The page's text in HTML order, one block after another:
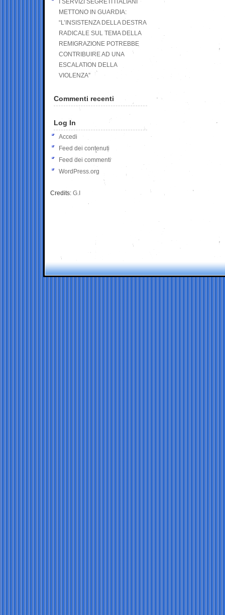
I SERVIZI SEGRETI ITALIANI
METTONO IN GUARDIA:
“L’INSISTENZA DELLA DESTRA
RADICALE SUL TEMA DELLA
REMIGRAZIONE POTREBBE
CONTRIBUIRE AD UNA
ESCALATION DELLA
VIOLENZA”
Commenti recenti
Log In
Accedi
Feed dei contenuti
Feed dei commenti
WordPress.org
Credits: G.I